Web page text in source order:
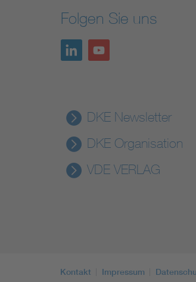
Folgen Sie uns
DKE Newsletter
DKE Organisation
VDE VERLAG
Kontakt Impressum